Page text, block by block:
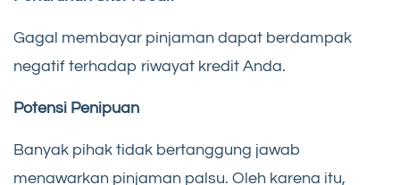
Gagal membayar pinjaman dapat berdampak
negatif terhadap riwayat kredit Anda.
Potensi Penipuan
Banyak pihak tidak bertanggung jawab
menawarkan pinjaman palsu. Oleh karena itu,